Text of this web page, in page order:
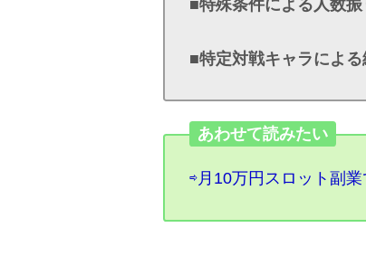
■特殊条件による人数
■特定対戦キャラによ
あわせて読みたい
⇨月10万円スロット副